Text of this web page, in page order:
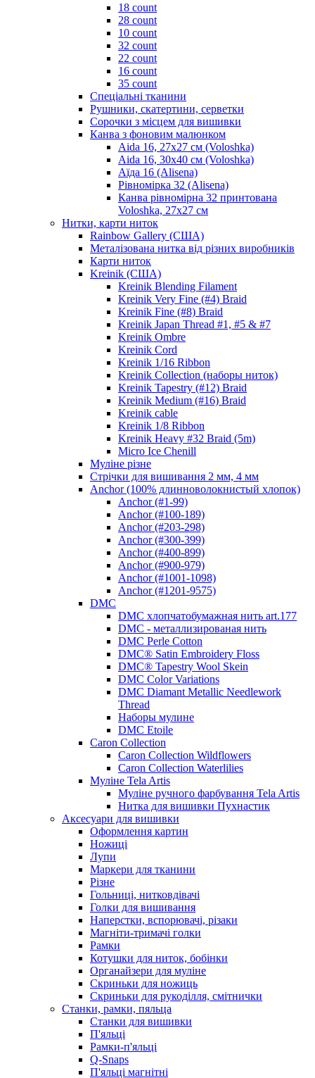
18 count
28 count
10 count
32 count
22 count
16 count
35 count
Спеціальні тканини
Рушники, скатертини, серветки
Сорочки з місцем для вишивки
Канва з фоновим малюнком
Aida 16, 27х27 см (Voloshka)
Aida 16, 30х40 см (Voloshka)
Аїда 16 (Alisena)
Рівномірка 32 (Alisena)
Канва рівномірна 32 принтована
Voloshka, 27х27 см
Нитки, карти ниток
Rainbow Gallery (США)
Металізована нитка від різних виробників
Карти ниток
Kreinik (США)
Kreinik Blending Filament
Kreinik Very Fine (#4) Braid
Kreinik Fine (#8) Braid
Kreinik Japan Thread #1, #5 & #7
Kreinik Ombre
Kreinik Cord
Kreinik 1/16 Ribbon
Kreinik Collection (наборы ниток)
Kreinik Tapestry (#12) Braid
Kreinik Medium (#16) Braid
Kreinik cable
Kreinik 1/8 Ribbon
Kreinik Heavy #32 Braid (5m)
Micro Ice Chenill
Муліне різне
Стрічки для вишивання 2 мм, 4 мм
Anchor (100% длинноволокнистый хлопок)
Anchor (#1-99)
Anchor (#100-189)
Anchor (#203-298)
Anchor (#300-399)
Anchor (#400-899)
Anchor (#900-979)
Anchor (#1001-1098)
Anchor (#1201-9575)
DMC
DMC хлопчатобумажная нить art.177
DMC - металлизированая нить
DMC Perle Cotton
DMC® Satin Embroidery Floss
DMC® Tapestry Wool Skein
DMC Color Variations
DMC Diamant Metallic Needlework
Thread
Наборы мулине
DMC Etoile
Caron Collection
Caron Collection Wildflowers
Caron Collection Waterlilies
Муліне Tela Artis
Муліне ручного фарбування Tela Artis
Нитка для вишивки Пухнастик
Аксесуари для вишивки
Оформлення картин
Ножиці
Лупи
Маркери для тканини
Різне
Гольниці, нитковдівачі
Голки для вишивання
Наперстки, вспорювачі, різаки
Магніти-тримачі голки
Рамки
Котушки для ниток, бобінки
Органайзери для муліне
Скриньки для ножиць
Скриньки для рукоділля, смітнички
Станки, рамки, пяльца
Станки для вишивки
П'яльці
Рамки-п'яльці
Q-Snaps
П'яльці магнітні